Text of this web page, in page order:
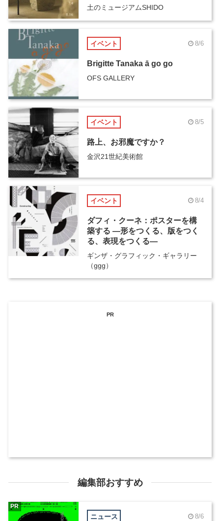
土のミュージアムSHIDO
イベント 8/6
Brigitte Tanaka ā go go
OFS GALLERY
イベント 8/5
路上、お邪魔ですか？
金沢21世紀美術館
イベント 8/4
ダフィ・クーネ：ポスターを構
築する ―形をつくる、版をつく
る、表現をつくる―
ギンザ・グラフィック・ギャラリー
（ggg）
PR
編集部おすすめ
ニュース 8/6
PR